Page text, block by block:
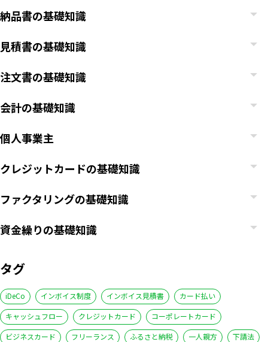
納品書の基礎知識
見積書の基礎知識
注文書の基礎知識
会計の基礎知識
個人事業主
クレジットカードの基礎知識
ファクタリングの基礎知識
資金繰りの基礎知識
タグ
iDeCo インボイス制度 インボイス見積書
カード払い
キャッシュフロー
クレジットカード
コーポレートカード
ビジネスカード
フリーランス ふるさと納税 一人親方
下請法